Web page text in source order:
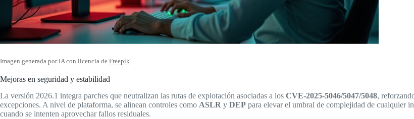
Imagen generada por IA con licencia de Freepik
Mejoras en seguridad y estabilidad
La versión 2026.1 integra parches que neutralizan las rutas de explotación asociadas a los CVE-2025-5046/5047/5048,
excepciones. A nivel de plataforma, se alinean controles como ASLR y DEP para elevar el umbral de complejidad de cualquier
cuando se intenten aprovechar fallos residuales.